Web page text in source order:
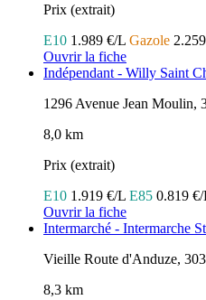
Prix (extrait)
E10 1.989 €/L Gazole
Ouvrir la fiche
Indépendant - Willy Saint
1296 Avenue Jean Moulin,
8,0 km
Prix (extrait)
E10 1.919 €/L E85 0.819
Ouvrir la fiche
Intermarché - Intermarche
Vieille Route d'Anduze,
8,3 km